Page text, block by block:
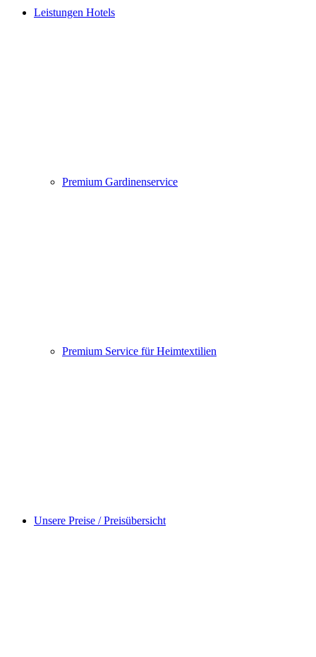
Leistungen Hotels
Premium Gardinenservice
Premium Service für Heimtextilien
Unsere Preise / Preisübersicht